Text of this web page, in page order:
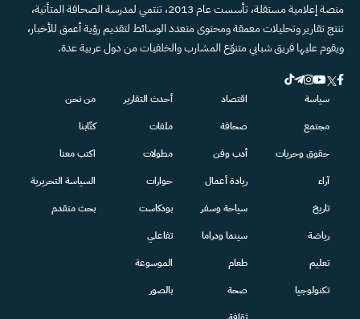
منصة إعلامية مستقلة، تأسست عام 2013، تنتمي لمدرسة الصحافة المتأنية،
تنتج تقارير وتحليلات معمقة ومحتوى متعدد الوسائط لتقديم رؤية أعمق للأخبار،
ويقوم عليها فريق شبابي متنوّع المشارب والخلفيات من دول عربية عدة.
سياسة
مجتمع
حقوق وحريات
آراء
تاريخ
رياضة
تعليم
تكنولوجيا
اقتصاد
صحافة
أدب وفن
ريادة أعمال
سياحة وسفر
سينما ودراما
طعام
صحة
أحدث التقارير
ملفات
مطولات
حوارات
بودكاست
تفاعلي
الموسوعة
بالصور
من نحن
كتّابنا
اكتب معنا
السياسة التحريرية
بحث متقدم